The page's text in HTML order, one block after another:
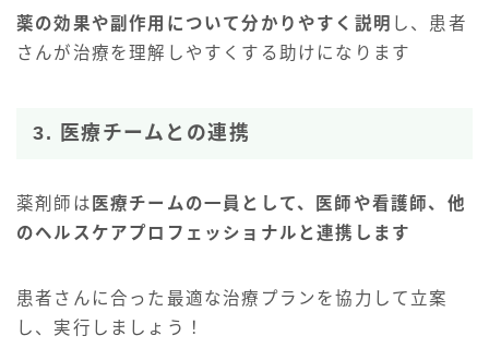
薬の効果や副作用について分かりやすく説明 し、患者
さんが治療を理解しやすくする助けになります
3. 医療チームとの連携
薬剤師は 医療チームの一員として、医師や看護師、他
のヘルスケアプロフェッショナルと連携します
患者さんに合った最適な治療プランを協力して立案
し、実行しましょう！